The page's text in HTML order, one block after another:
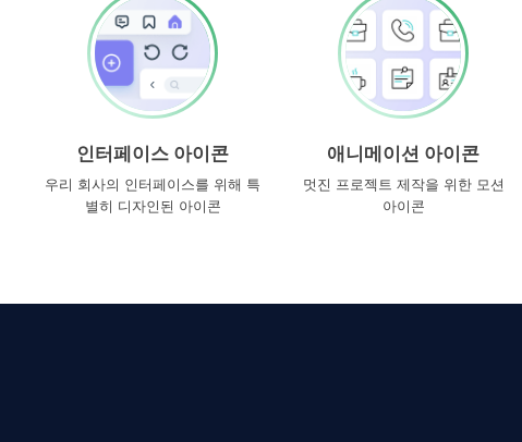
인터페이스 아이콘
우리 회사의 인터페이스를 위해 특
별히 디자인된 아이콘
애니메이션 아이콘
멋진 프로젝트 제작을 위한 모션
아이콘